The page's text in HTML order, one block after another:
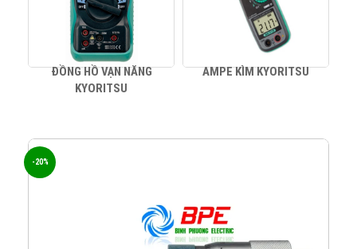
ĐỒNG HỒ VẠN NĂNG
KYORITSU
AMPE KÌM KYORITSU
-20%